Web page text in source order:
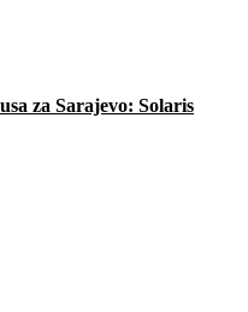
za Sarajevo: Solaris